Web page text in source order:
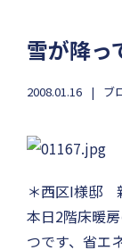
雪が降っ
2008.01.16 ブ
＊西区I様邸
本日2階床暖
つです、省エ